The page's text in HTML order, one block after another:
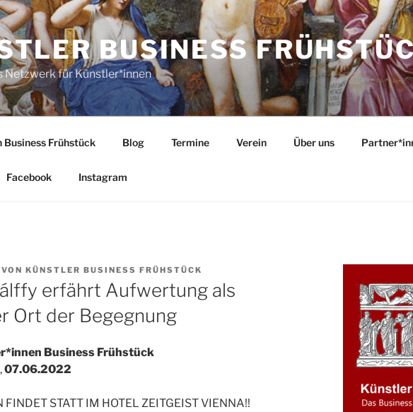
BUSINESS
Netzwerk für Künstler*innen
Business Frühstück Blog Termine Verein Über uns
Facebook Instagram
VON KÜNSTLER BUSINESS FRÜHSTÜCK
erfährt Aufwertung als
Ort der Begegnung
Business Frühstück
07.06.2022
FINDET STATT IM HOTEL ZEITGEIST VIENNA!!